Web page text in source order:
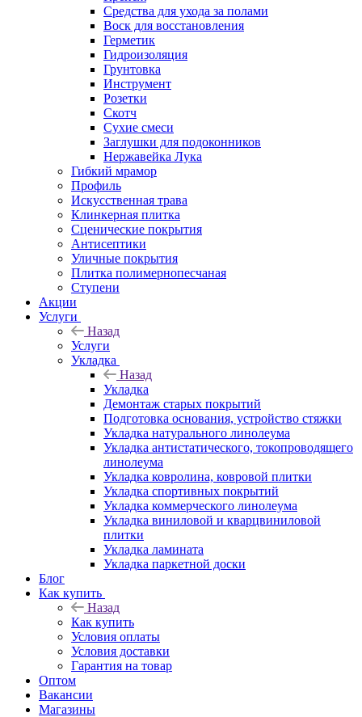
Средства для ухода за полами
Воск для восстановления
Герметик
Гидроизоляция
Грунтовка
Инструмент
Розетки
Скотч
Сухие смеси
Заглушки для подоконников
Нержавейка Лука
Гибкий мрамор
Профиль
Искусственная трава
Клинкерная плитка
Сценические покрытия
Антисептики
Уличные покрытия
Плитка полимернопесчаная
Ступени
Акции
Услуги
Назад
Услуги
Укладка
Назад
Укладка
Демонтаж старых покрытий
Подготовка основания, устройство стяжки
Укладка натурального линолеума
Укладка антистатического, токопроводящего
линолеума
Укладка ковролина, ковровой плитки
Укладка спортивных покрытий
Укладка коммерческого линолеума
Укладка виниловой и кварцвиниловой
плитки
Укладка ламината
Укладка паркетной доски
Блог
Как купить
Назад
Как купить
Условия оплаты
Условия доставки
Гарантия на товар
Оптом
Вакансии
Магазины